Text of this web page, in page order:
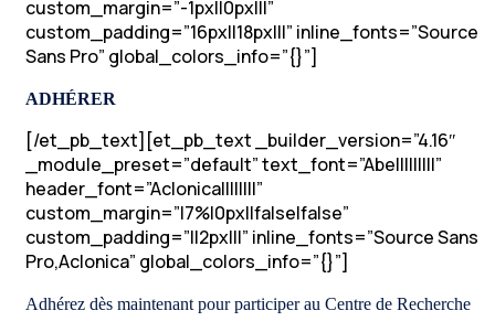
custom_margin=”-1px||0px|||”
custom_padding=”16px||18px|||” inline_fonts=”Source
Sans Pro” global_colors_info=”{}”]
ADHÉRER
[/et_pb_text][et_pb_text _builder_version=”4.16″
_module_preset=”default” text_font=”Abel||||||||”
header_font=”Aclonica||||||||”
custom_margin=”|7%|0px||false|false”
custom_padding=”||2px|||” inline_fonts=”Source Sans
Pro,Aclonica” global_colors_info=”{}”]
Adhérez dès maintenant pour participer au Centre de Recherche